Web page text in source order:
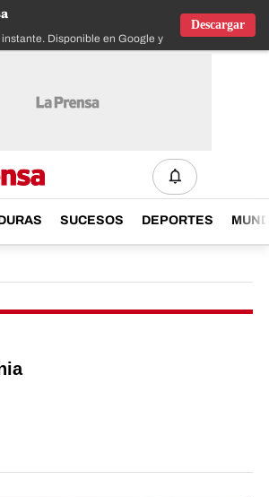
Disponible en Google y IOS
Descargar
SUCESOS DEPORTES